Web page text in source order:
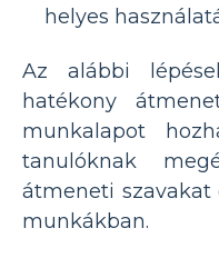
helyes
Az alábbi
hatékony
munkalapot
tanulóknak
átmeneti szavakat
munkákban.